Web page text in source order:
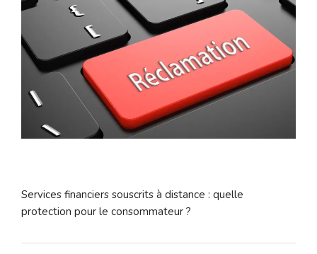
Services financiers souscrits à distance : quelle
protection pour le consommateur ?